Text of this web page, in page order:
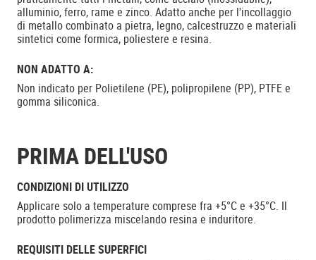
alluminio, ferro, rame e zinco. Adatto anche per l'incollaggio
di metallo combinato a pietra, legno, calcestruzzo e materiali
sintetici come formica, poliestere e resina.
NON ADATTO A:
Non indicato per Polietilene (PE), polipropilene (PP), PTFE e
gomma siliconica.
PRIMA DELL'USO
CONDIZIONI DI UTILIZZO
Applicare solo a temperature comprese fra +5°C e +35°C. Il
prodotto polimerizza miscelando resina e induritore.
REQUISITI DELLE SUPERFICI